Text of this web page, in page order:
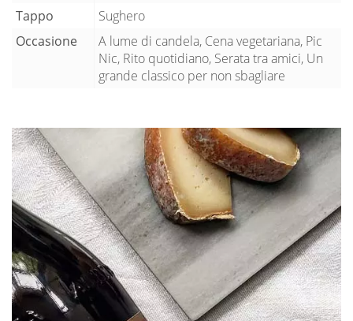
Tappo
Sughero
Occasione
A lume di candela, Cena vegetariana, Pic
Nic, Rito quotidiano, Serata tra amici, Un
grande classico per non sbagliare